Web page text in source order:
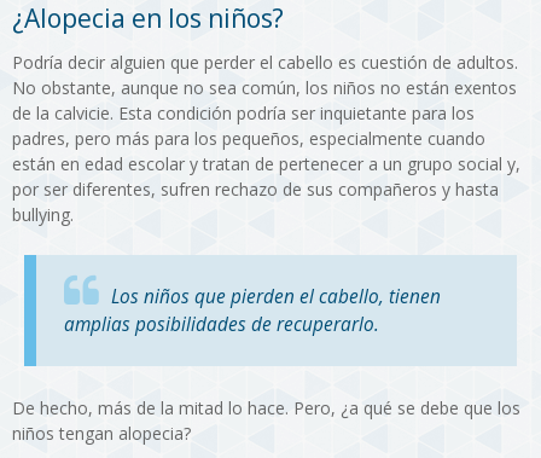
¿Alopecia en los niños?
Podría decir alguien que perder el cabello es cuestión de adultos.
No obstante, aunque no sea común, los niños no están exentos
de la calvicie. Esta condición podría ser inquietante para los
padres, pero más para los pequeños, especialmente cuando
están en edad escolar y tratan de pertenecer a un grupo social y,
por ser diferentes, sufren rechazo de sus compañeros y hasta
bullying.
Los niños que pierden el cabello, tienen
amplias posibilidades de recuperarlo.
De hecho, más de la mitad lo hace. Pero, ¿a qué se debe que los
niños tengan alopecia?